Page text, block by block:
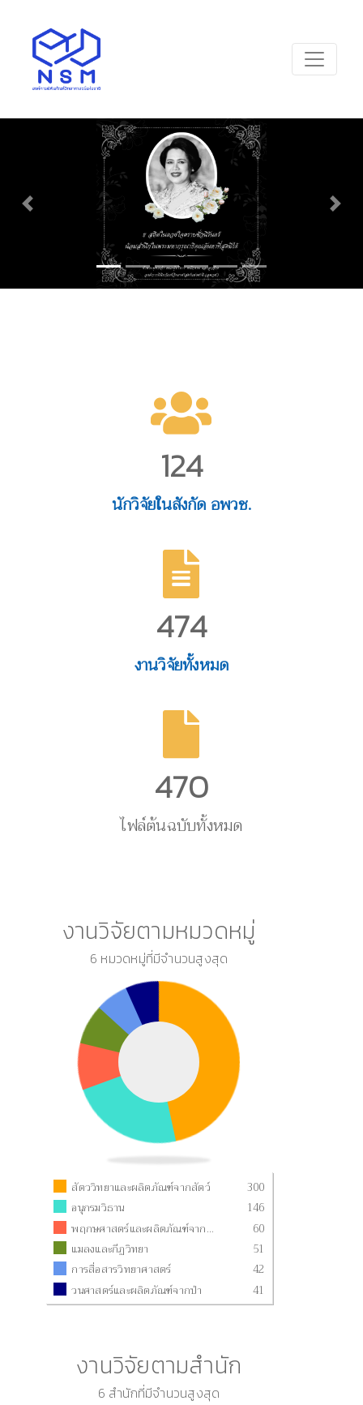
124
นักวิจัยในสังกัด อพวช.
474
งานวิจัยทั้งหมด
470
ไฟล์ต้นฉบับทั้งหมด
งานวิจัยตามหมวดหมู่
6 หมวดหมู่ที่มีจำนวนสูงสุด
สัตววิทยาและผลิตภัณฑ์จากสัตว์
300
อนุกรมวิธาน
146
พฤกษศาสตร์และผลิตภัณฑ์จากพืช
60
แมลงและกีฏวิทยา
51
การสื่อสารวิทยาศาสตร์
42
วนศาสตร์และผลิตภัณฑ์จากป่า
41
งานวิจัยตามสำนัก
6 สำนักที่มีจำนวนสูงสุด